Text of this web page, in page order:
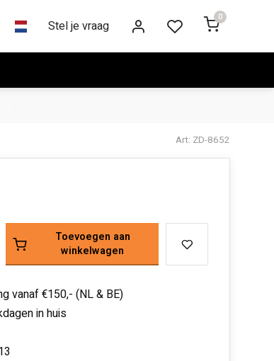
Stel je vraag
0
Art: ZD-8652
Toevoegen aan
winkelwagen
vanaf €150,- (NL & BE)
in huis